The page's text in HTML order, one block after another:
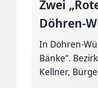
Zwei
Döhren-
In Döhren-
Bänke“.
Kellner,